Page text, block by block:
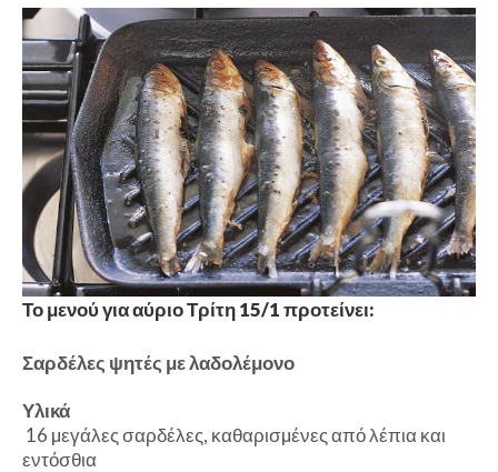
Το μενού για αύριο Τρίτη 15/1 προτείνει:
Σαρδέλες ψητές με λαδολέμονο
Υλικά
16 µεγάλες σαρδέλες, καθαρισµένες από λέπια και
εντόσθια